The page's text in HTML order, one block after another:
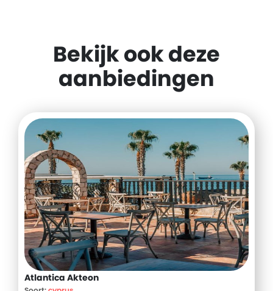
Bekijk ook deze
aanbiedingen
Atlantica Akteon